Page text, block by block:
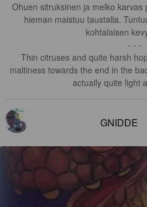
Ohuen sitruksinen ja melko
hieman maistuu taustalla.
kohtalaisen
- - -
Thin citruses and quite harsh
maltiness towards the end in the
actually quite light
GNIDDE